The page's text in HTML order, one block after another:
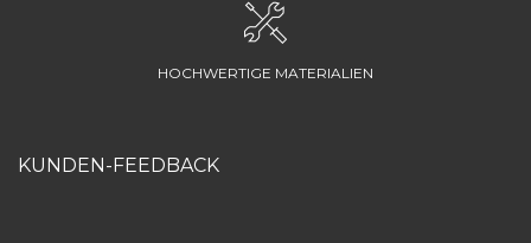
HOCHWERTIGE MATERIALIEN
KUNDEN-FEEDBACK